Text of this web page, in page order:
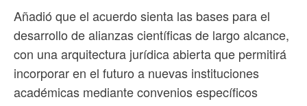
Añadió que el acuerdo sienta las bases para el
desarrollo de alianzas científicas de largo alcance,
con una arquitectura jurídica abierta que permitirá
incorporar en el futuro a nuevas instituciones
académicas mediante convenios específicos